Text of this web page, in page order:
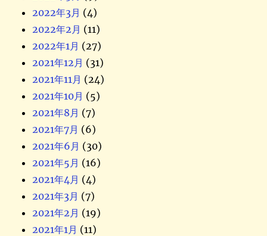
2022年3月 (4)
2022年2月 (11)
2022年1月 (27)
2021年12月 (31)
2021年11月 (24)
2021年10月 (5)
2021年8月 (7)
2021年7月 (6)
2021年6月 (30)
2021年5月 (16)
2021年4月 (4)
2021年3月 (7)
2021年2月 (19)
2021年1月 (11)